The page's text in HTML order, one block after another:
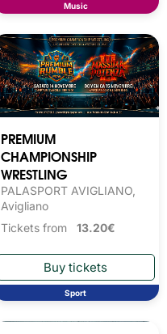
Music
PREMIUM
CHAMPIONSHIP
WRESTLING
PALASPORT AVIGLIANO,
Avigliano
Tickets from 13.20€
Sport